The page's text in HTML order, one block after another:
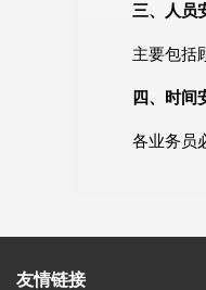
三、人员
主要包括
四、时间
各业务员
友情链接